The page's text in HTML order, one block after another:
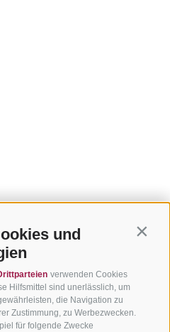
und
verwenden Cookies
Hilfsmittel sind unerlässlich, um
die Navigation zu
Zustimmung, zu Werbezwecken.
für folgende Zwecke